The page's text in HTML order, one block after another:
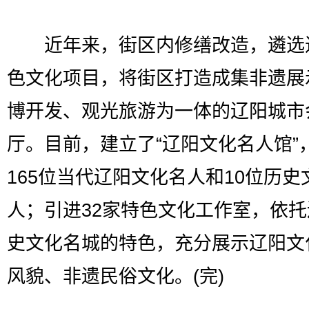
近年来，街区内修缮改造，遴选
色文化项目，将街区打造成集非遗
博开发、观光旅游为一体的辽阳城
厅。目前，建立了“辽阳文化名人馆”
165位当代辽阳文化名人和10位历史
人；引进32家特色文化工作室，依
史文化名城的特色，充分展示辽阳
风貌、非遗民俗文化。(完)